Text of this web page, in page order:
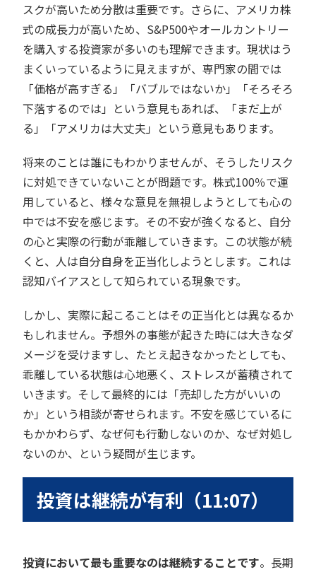
スクが高いため分散は重要です。さらに、アメリカ株
式の成長力が高いため、S&P500やオールカントリー
を購入する投資家が多いのも理解できます。現状はう
まくいっているように見えますが、専門家の間では
「価格が高すぎる」「バブルではないか」「そろそろ
下落するのでは」という意見もあれば、「まだ上が
る」「アメリカは大丈夫」という意見もあります。
将来のことは誰にもわかりませんが、そうしたリスク
に対処できていないことが問題です。株式100％で運
用していると、様々な意見を無視しようとしても心の
中では不安を感じます。その不安が強くなると、自分
の心と実際の行動が乖離していきます。この状態が続
くと、人は自分自身を正当化しようとします。これは
認知バイアスとして知られている現象です。
しかし、実際に起こることはその正当化とは異なるか
もしれません。予想外の事態が起きた時には大きなダ
メージを受けますし、たとえ起きなかったとしても、
乖離している状態は心地悪く、ストレスが蓄積されて
いきます。そして最終的には「売却した方がいいの
か」という相談が寄せられます。不安を感じているに
もかかわらず、なぜ何も行動しないのか、なぜ対処し
ないのか、という疑問が生じます。
投資は継続が有利（11:07）
投資において最も重要なのは継続することです。長期